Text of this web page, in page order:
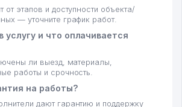
от этапов и доступности объекта/
— уточните график работ.
услугу и что оплачивается
ли выезд, материалы,
работы и срочность.
на работы?
дают гарантию и поддержку